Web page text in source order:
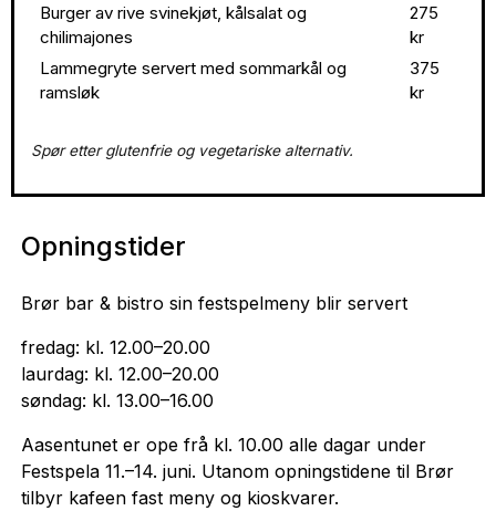
Burger av rive svinekjøt, kålsalat og
chilimajones
275
kr
Lammegryte servert med sommarkål og
ramsløk
375
kr
Spør etter glutenfrie og vegetariske alternativ.
Opningstider
Brør bar & bistro sin festspelmeny blir servert
fredag: kl. 12.00–20.00
laurdag: kl. 12.00–20.00
søndag: kl. 13.00–16.00
Aasentunet er ope frå kl. 10.00 alle dagar under
Festspela 11.–14. juni. Utanom opningstidene til Brør
tilbyr kafeen fast meny og kioskvarer.